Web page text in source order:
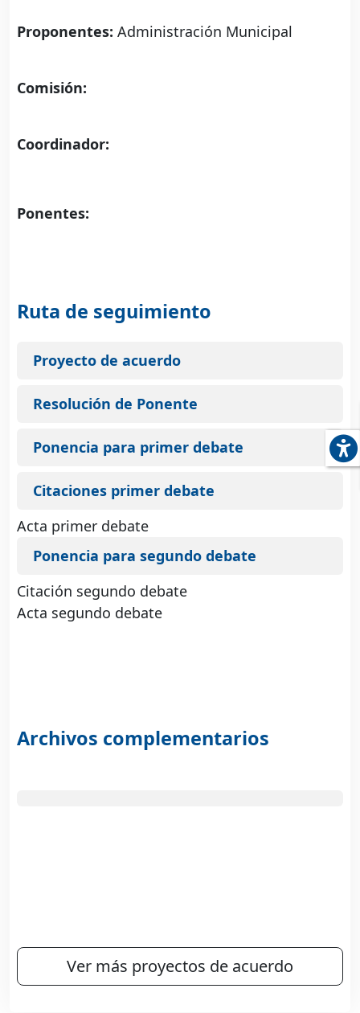
Proponentes: Administración Municipal
Comisión:
Coordinador:
Ponentes:
Ruta de seguimiento
Proyecto de acuerdo
Resolución de Ponente
Ponencia para primer debate
Citaciones primer debate
Acta primer debate
Ponencia para segundo debate
Citación segundo debate
Acta segundo debate
Archivos complementarios
Ver más proyectos de acuerdo